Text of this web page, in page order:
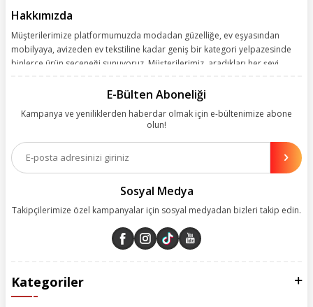
Hakkımızda
Müşterilerimize platformumuzda modadan güzelliğe, ev eşyasından
mobilyaya, avizeden ev tekstiline kadar geniş bir kategori yelpazesinde
binlerce ürün seçeneği sunuyoruz. Müşterilerimiz, aradıkları her şeyi
kolay, kusursuz ve keyifli bir alışveriş yolculuğu sunarken deneyiminize
olanakları sunuyoruz. Çalışmalarımızı müşterilerimizin memnuniyetini
esas alarak yürütüyoruz.
E-Bülten Aboneliği
Kampanya ve yeniliklerden haberdar olmak için e-bültenimize abone
olun!
Sosyal Medya
Takipçilerimize özel kampanyalar için sosyal medyadan bizleri takip edin.
Kategoriler